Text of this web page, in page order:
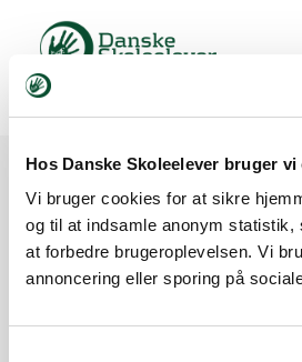
Hos Danske Skoleelever bruger vi
Vi bruger cookies for at sikre
og til at indsamle anonym
at forbedre brugeroplevelsen. Vi
annoncering eller sporing på
Log In
Email*